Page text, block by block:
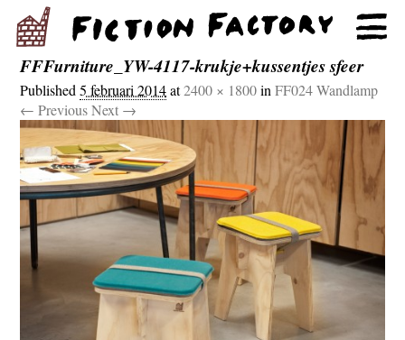
FFFurniture_YW-4117-krukje+kussentjes sfeer
Published5 februari 2014at2400 × 1800inFF024 Wandlamp
← Previous Next →